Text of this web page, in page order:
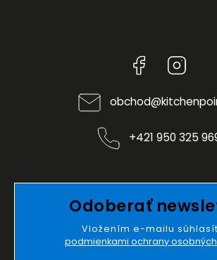
Facebook
obchod@
+421 950 325
Odoberať
Vložením e-mailu
podmienkami ochrany